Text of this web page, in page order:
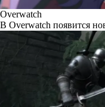
Overwatch
В Overwatch появится